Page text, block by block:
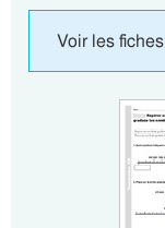
Voir les fiches